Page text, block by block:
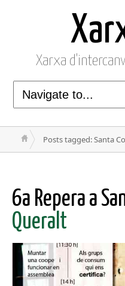
Xarxa
Posts tagged: Santa
6a Repera a
Queralt